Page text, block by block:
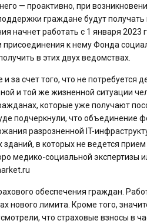
— проактивно, при
граждане будут получать
начнет работать с 1 января 2023
к нему Фонда
в этих двух ведомствах.
за счет того, что не потребуется
и той же жизненной ситуации
которые уже получают
подчеркнули, что объединение
разрозненной IT-
в которых не ведется
медико-социальной экспертизы
обеспечения граждан.
нового лимита. Кроме того,
что страховые взносы в